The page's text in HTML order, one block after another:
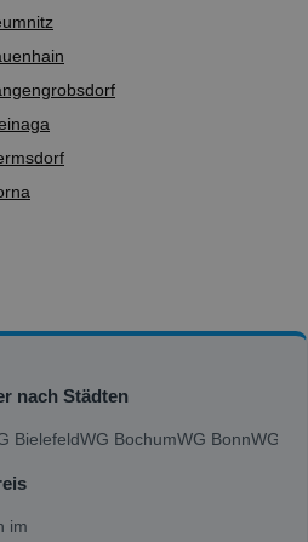
nach Städten
BielefeldWG BochumWG BonnWG
im